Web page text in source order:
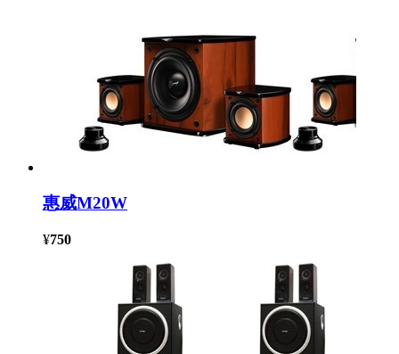
惠威M20W
¥750